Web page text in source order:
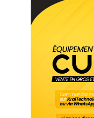
Mikrotik hap ax2
Routeurs
800CFA